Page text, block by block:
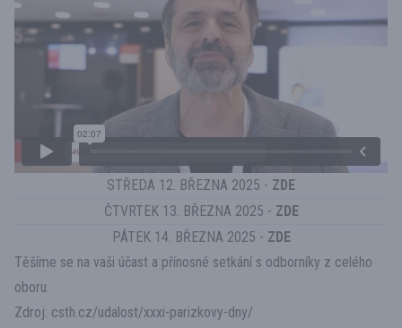
STŘEDA 12. BŘEZNA 2025 - ZDE
ČTVRTEK 13. BŘEZNA 2025 - ZDE
PÁTEK 14. BŘEZNA 2025 - ZDE
Těšíme se na vaši účast a přínosné setkání s odborníky z celého
oboru.
Zdroj: csth.cz/udalost/xxxi-parizkovy-dny/